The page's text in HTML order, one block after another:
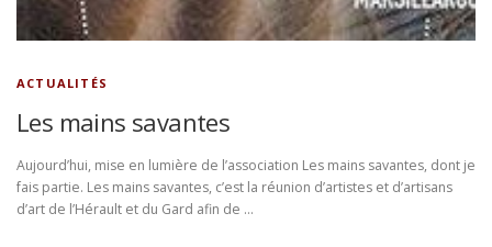
ACTUALITÉS
Les mains savantes
Aujourd’hui, mise en lumière de l’association Les mains savantes, dont je
fais partie. Les mains savantes, c’est la réunion d’artistes et d’artisans
d’art de l’Hérault et du Gard afin de …